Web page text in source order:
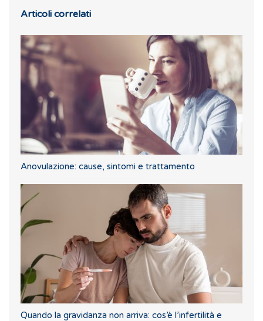
Articoli correlati
Anovulazione: cause, sintomi e trattamento
Quando la gravidanza non arriva: cos’è l’infertilità e